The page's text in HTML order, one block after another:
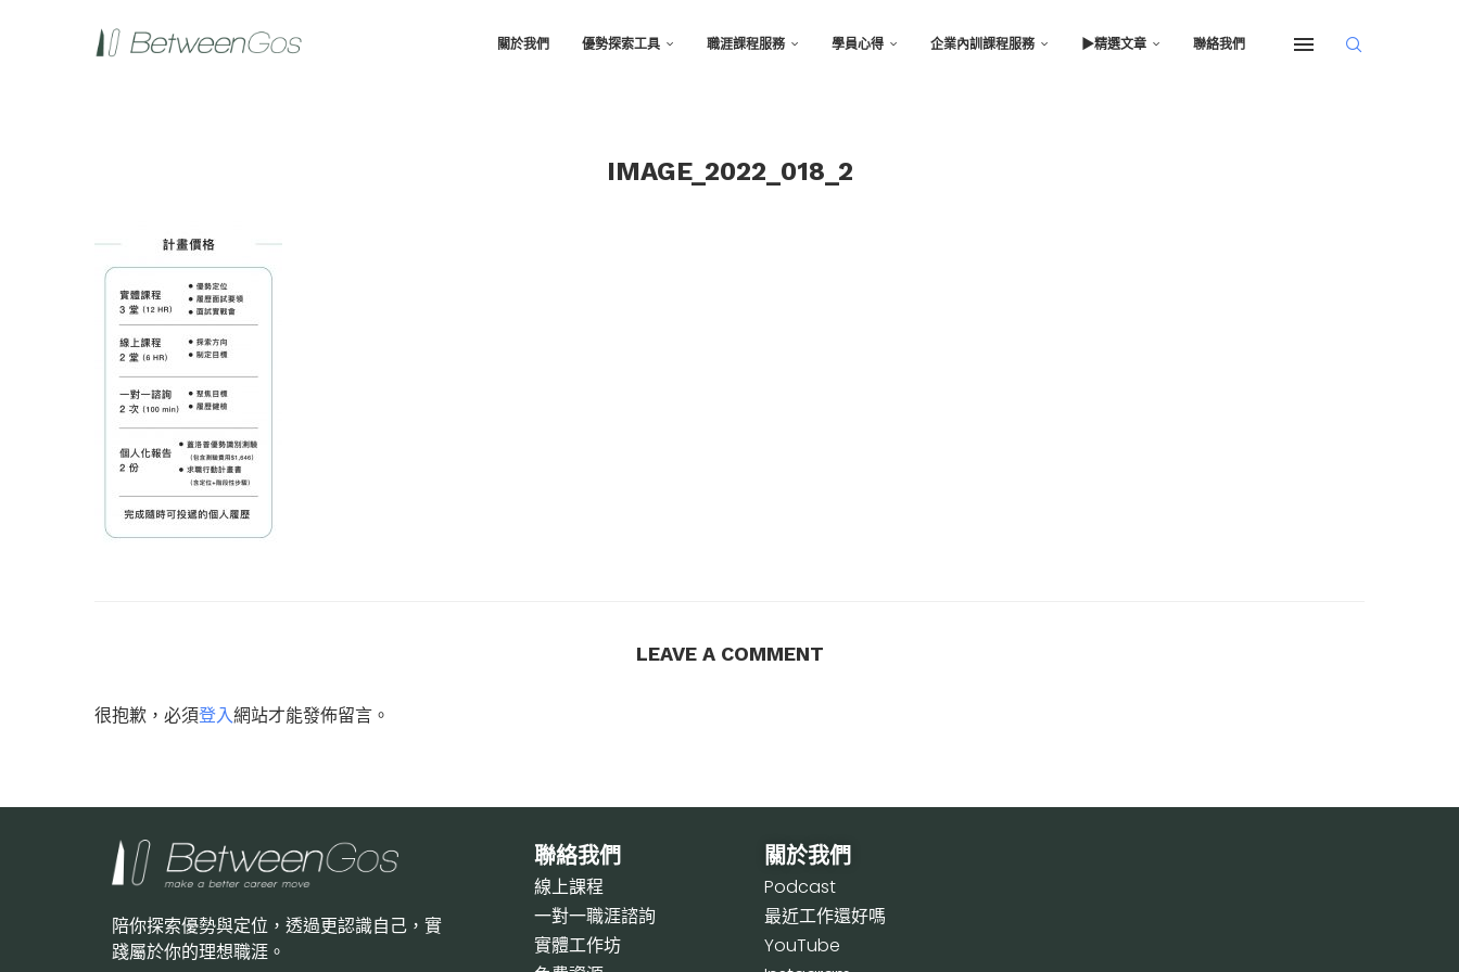
關於我們 優勢探索工具 職涯課程服務 學員心得 企業內訓課程服務 ▶︎精選文章 聯絡我們
IMAGE_2022_018_2
LEAVE A COMMENT
很抱歉，必須登入網站才能發佈留言。
陪你探索優勢與定位，透過更認識自己，實
踐屬於你的理想職涯。
聯絡我們
線上課程
一對一職涯諮詢
實體工作坊
關於我們
Podcast
最近工作還好嗎
YouTube